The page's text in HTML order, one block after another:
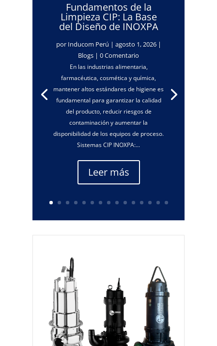
Fundamentos de la
Limpieza CIP: La Base
del Diseño de INOXPA
por Inducom Perú | agosto 1, 2026|
Blogs | 0 Comentario
En las industrias alimentaria,
farmacéutica, cosmética y química,
mantener altos estándares de higiene es
fundamental para garantizar la calidad
del producto, reducir riesgos de
contaminación y aumentar la
disponibilidad de los equipos de proceso.
Sistemas CIP INOXPA:...
Leer más